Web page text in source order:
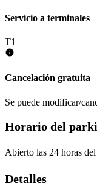
Servicio a terminales
T1
Cancelación gratuita
Se puede modificar/
Horario del
Abierto las 24 horas
Detalles